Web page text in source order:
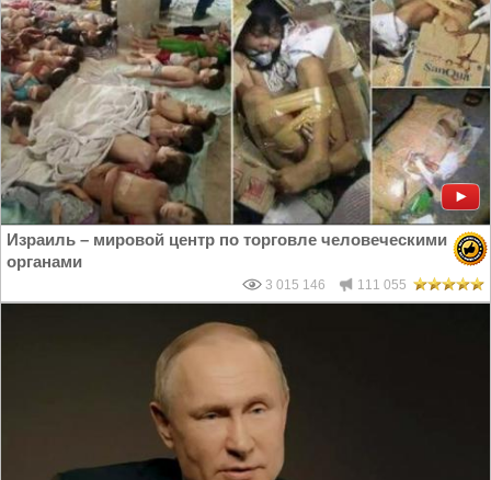
Израиль – мировой центр по торговле человеческими
органами
3 015 146 111 055